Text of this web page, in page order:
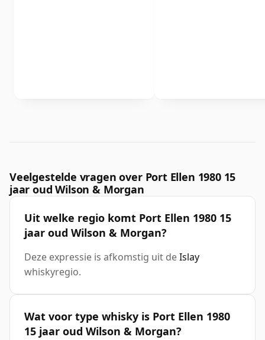
Veelgestelde vragen over Port Ellen 1980 15
jaar oud Wilson & Morgan
Uit welke regio komt Port Ellen 1980 15
jaar oud Wilson & Morgan?
Deze expressie is afkomstig uit deIslay
whiskyregio.
Wat voor type whisky is Port Ellen 1980
15 jaar oud Wilson & Morgan?